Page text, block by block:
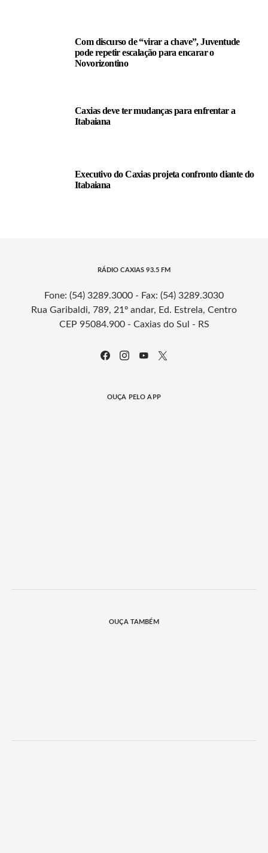
Com discurso de “virar a chave”, Juventude
pode repetir escalação para encarar o
Novorizontino
Caxias deve ter mudanças para enfrentar a
Itabaiana
Executivo do Caxias projeta confronto diante do
Itabaiana
RÁDIO CAXIAS 93.5 FM
Fone: (54) 3289.3000 - Fax: (54) 3289.3030
Rua Garibaldi, 789, 21º andar, Ed. Estrela, Centro
CEP 95084.900 - Caxias do Sul - RS
OUÇA PELO APP
OUÇA TAMBÉM